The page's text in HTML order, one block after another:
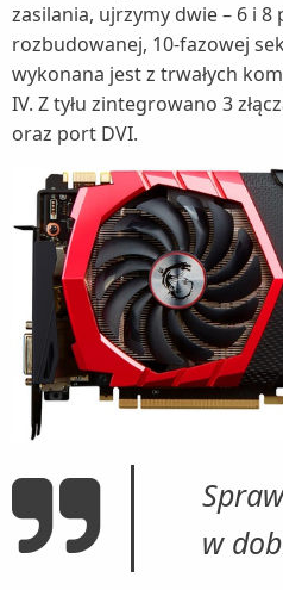
zasilania, ujrzymy dwie – 6 i
rozbudowanej, 10-fazowej
wykonana jest z trwałych
IV. Z tyłu zintegrowano 3
oraz port DVI.
w